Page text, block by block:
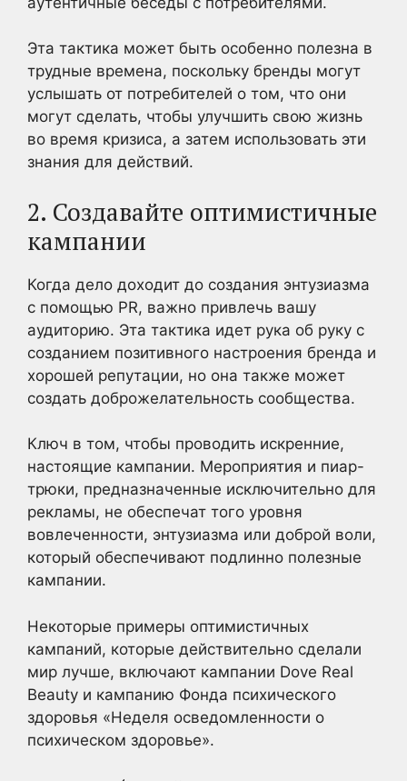
Эта тактика может быть особенно полезна в
трудные времена, поскольку бренды могут
услышать от потребителей о том, что они
могут сделать, чтобы улучшить свою жизнь
во время кризиса, а затем использовать эти
знания для действий.
2. Создавайте оптимистичные
кампании
Когда дело доходит до создания энтузиазма
с помощью PR, важно привлечь вашу
аудиторию. Эта тактика идет рука об руку с
созданием позитивного настроения бренда и
хорошей репутации, но она также может
создать доброжелательность сообщества.
Ключ в том, чтобы проводить искренние,
настоящие кампании. Мероприятия и пиар-
трюки, предназначенные исключительно для
рекламы, не обеспечат того уровня
вовлеченности, энтузиазма или доброй воли,
который обеспечивают подлинно полезные
кампании.
Некоторые примеры оптимистичных
кампаний, которые действительно сделали
мир лучше, включают кампании Dove Real
Beauty и кампанию Фонда психического
здоровья «Неделя осведомленности о
психическом здоровье».